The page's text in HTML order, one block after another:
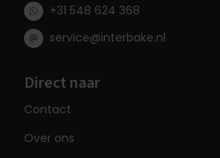
+31 548 624 368
service@interbake.nl
Direct naar
Contact
Over ons